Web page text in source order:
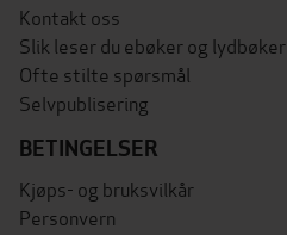
Kontakt oss
Slik leser du ebøker og lydbøker
Ofte stilte spørsmål
Selvpublisering
BETINGELSER
Kjøps- og bruksvilkår
Personvern